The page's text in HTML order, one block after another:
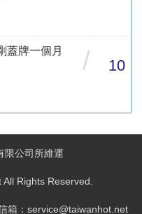
蓋牌一個月
/ 10
限公司所維運
Rights Reserved.
箱：service@taiwanhot.net